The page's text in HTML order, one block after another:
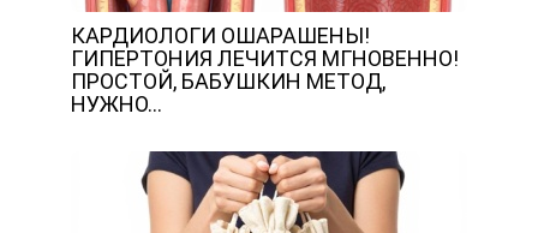
КАРДИОЛОГИ ОШАРАШЕНЫ!
ГИПЕРТОНИЯ ЛЕЧИТСЯ МГНОВЕННО!
ПРОСТОЙ, БАБУШКИН МЕТОД,
НУЖНО…